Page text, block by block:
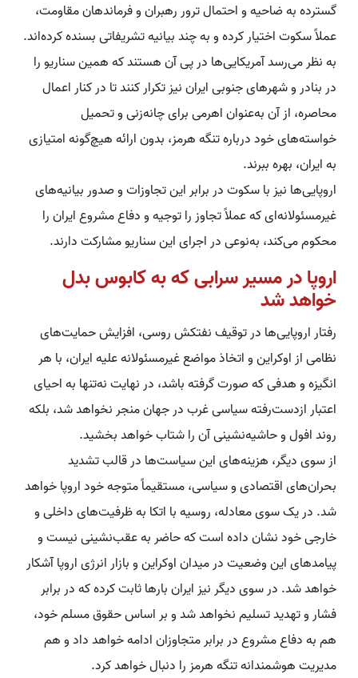
گسترده به ضاحیه و احتمال ترور رهبران و فرماندهان مقاومت،
عملاً سکوت اختیار کرده و به چند بیانیه تشریفاتی بسنده کرده‌اند.
به نظر می‌رسد آمریکایی‌ها در پی آن هستند که همین سناریو را
در بنادر و شهرهای جنوبی ایران نیز تکرار کنند تا در کنار اعمال
محاصره، از آن به‌عنوان اهرمی برای چانه‌زنی و تحمیل
خواسته‌های خود درباره تنگه هرمز، بدون ارائه هیچ‌گونه امتیازی
به ایران، بهره ببرند.
اروپایی‌ها نیز با سکوت در برابر این تجاوزات و صدور بیانیه‌های
غیرمسئولانه‌ای که عملاً تجاوز را توجیه و دفاع مشروع ایران را
محکوم می‌کند، به‌نوعی در اجرای این سناریو مشارکت دارند.
اروپا در مسیر سرابی که به کابوس بدل
خواهد شد
رفتار اروپایی‌ها در توقیف نفتکش روسی، افزایش حمایت‌های
نظامی از اوکراین و اتخاذ مواضع غیرمسئولانه علیه ایران، با هر
انگیزه و هدفی که صورت گرفته باشد، در نهایت نه‌تنها به احیای
اعتبار ازدست‌رفته سیاسی غرب در جهان منجر نخواهد شد، بلکه
روند افول و حاشیه‌نشینی آن را شتاب خواهد بخشید.
از سوی دیگر، هزینه‌های این سیاست‌ها در قالب تشدید
بحران‌های اقتصادی و سیاسی، مستقیماً متوجه خود اروپا خواهد
شد. در یک سوی معادله، روسیه با اتکا به ظرفیت‌های داخلی و
خارجی خود نشان داده است که حاضر به عقب‌نشینی نیست و
پیامدهای این وضعیت در میدان اوکراین و بازار انرژی اروپا آشکار
خواهد شد. در سوی دیگر نیز ایران بارها ثابت کرده که در برابر
فشار و تهدید تسلیم نخواهد شد و بر اساس حقوق مسلم خود،
هم به دفاع مشروع در برابر متجاوزان ادامه خواهد داد و هم
مدیریت هوشمندانه تنگه هرمز را دنبال خواهد کرد.